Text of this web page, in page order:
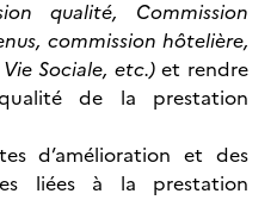
qualité, Commission
commission hôtelière,
Sociale, etc.)et rendre
de la prestation
d’amélioration et des
liées à la prestation